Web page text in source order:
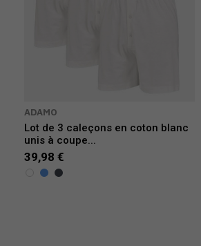
ADAMO
Lot de 3 caleçons en coton blanc
unis à coupe...
39,98 €